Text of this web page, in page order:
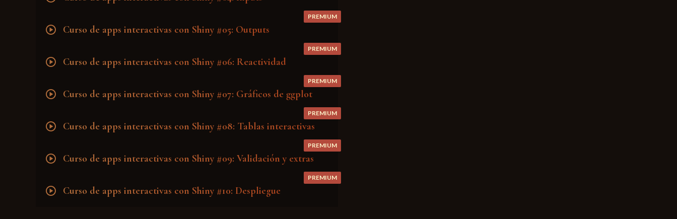
PREMIUM
play_circle Curso de apps interactivas con Shiny #05: Outputs
PREMIUM
play_circle Curso de apps interactivas con Shiny #06: Reactividad
PREMIUM
play_circle Curso de apps interactivas con Shiny #07: Gráficos de ggplot
PREMIUM
play_circle Curso de apps interactivas con Shiny #08: Tablas interactivas
PREMIUM
play_circle Curso de apps interactivas con Shiny #09: Validación y extras
PREMIUM
play_circle Curso de apps interactivas con Shiny #10: Despliegue